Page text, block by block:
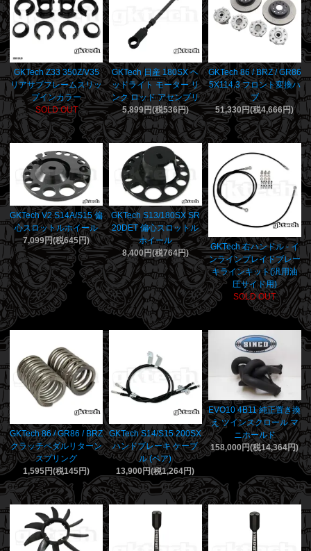
GKTech Z33 350Z/V35
リアサブフレームスリッ
プインカラー
SOLD OUT
GKTech 日産 180SX ヘ
ッドライト モーター リ
ンク ロッド アセンブリ
5,899円(税536円)
GKTech 86 / BRZ / GR86
5X114.3 フロント変換ハ
ブ
51,330円(税4,666円)
GKTech V2 S14A/S15 偏
心スロットルホイール
7,099円(税645円)
GKTech S13/180SX SR
20DET 偏心スロットル
ホイール
8,400円(税764円)
GKTech 右ハンドル - イ
ンラインブレイドブレー
キラインキット(汎用油
圧サイド用)
SOLD OUT
GKTech 86 / GR86 / BRZ
クラッチペダルリターン
スプリング
1,595円(税145円)
GKTech S14/S15 200SX
ハンドブレーキ ケーブ
ル (ペア)
13,900円(税1,264円)
EVO10 4B11 純正置き換
え ツインスクロール マ
ニホールド
158,000円(税14,364円)